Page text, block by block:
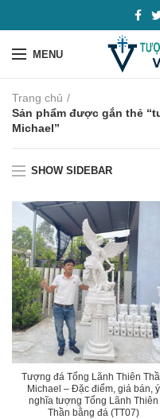
MENU
Trang chủ
Sản phẩm được gắn thẻ
Michael”
SHOW SIDEBAR
Tượng đá Tổng Lãnh Thiên
Michael – Đặc điểm, giá bán, ý
nghĩa tượng Tổng Lãnh Thiên
Thần bằng đá (TT07)